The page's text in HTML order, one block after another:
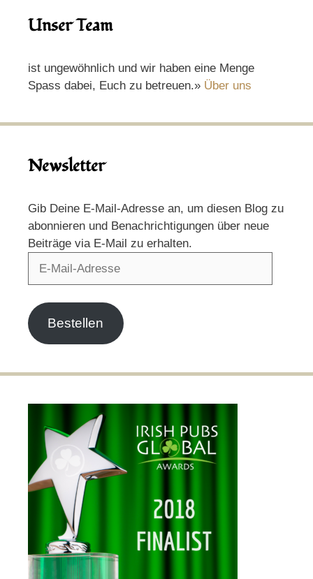
Unser Team
ist ungewöhnlich und wir haben eine Menge
Spass dabei, Euch zu betreuen.» Über uns
Newsletter
Gib Deine E-Mail-Adresse an, um diesen Blog zu
abonnieren und Benachrichtigungen über neue
Beiträge via E-Mail zu erhalten.
Bestellen